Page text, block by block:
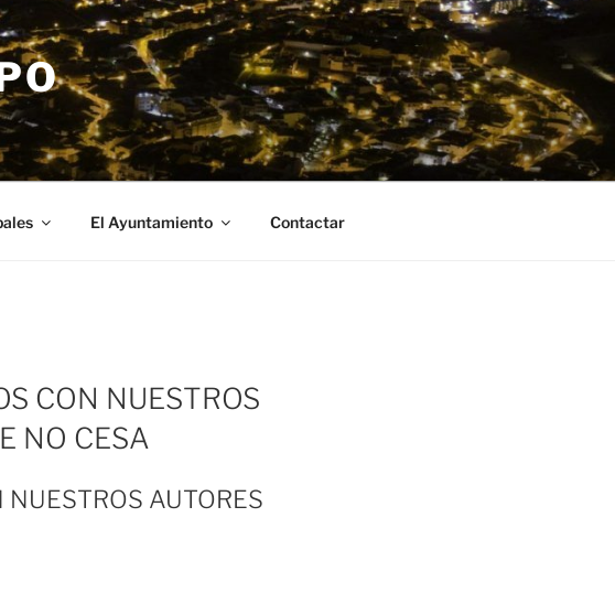
El Ayuntamiento Contactar
CON NUESTROS
NO CESA
AUTORES